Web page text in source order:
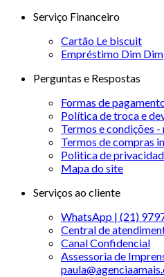
Serviço Financeiro
Cartão Le biscuit
Empréstimo Dim Dim
Perguntas e Respostas
Formas de
Política de troca e
Termos e condições
Termos de compras
Politica de
Mapa do site
Serviços ao cliente
WhatsApp | (21)
Central de
Canal Confidencial
Assessoria de